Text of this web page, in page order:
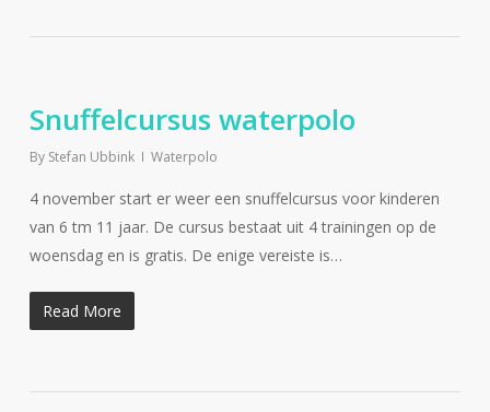
Snuffelcursus waterpolo
By Stefan Ubbink Waterpolo
4 november start er weer een snuffelcursus voor kinderen
van 6 tm 11 jaar. De cursus bestaat uit 4 trainingen op de
woensdag en is gratis. De enige vereiste is…
Read More